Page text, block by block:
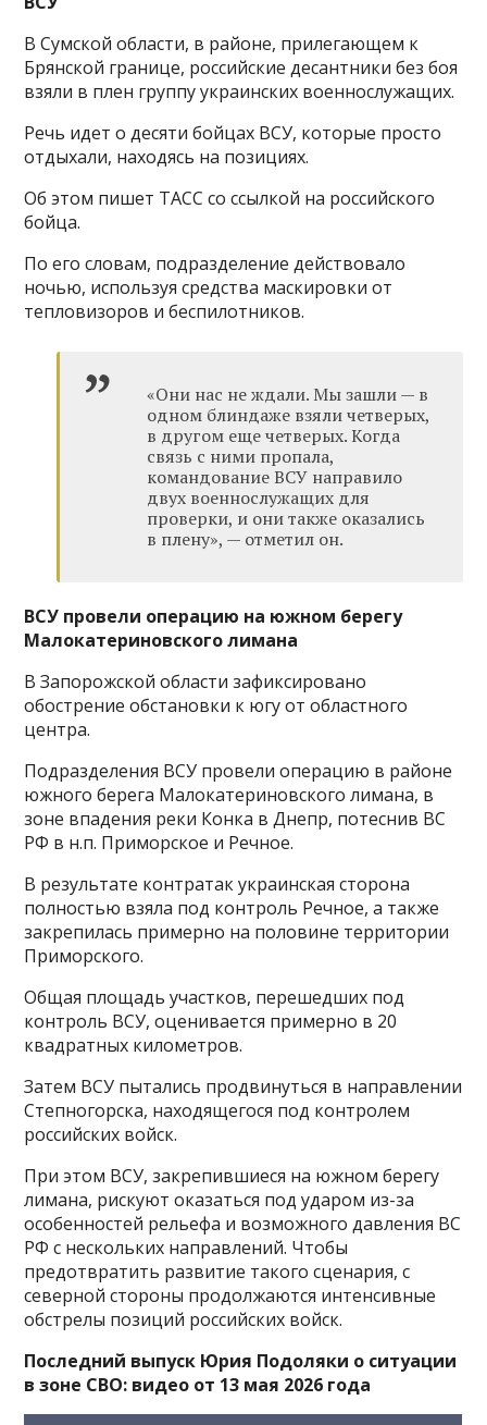
В Сумской области, в районе, прилегающем к
Брянской границе, российские десантники без боя
взяли в плен группу украинских военнослужащих.
Речь идет о десяти бойцах ВСУ, которые просто
отдыхали, находясь на позициях.
Об этом пишет ТАСС со ссылкой на российского
бойца.
По его словам, подразделение действовало
ночью, используя средства маскировки от
тепловизоров и беспилотников.
«Они нас не ждали. Мы зашли — в
одном блиндаже взяли четверых,
в другом еще четверых. Когда
связь с ними пропала,
командование ВСУ направило
двух военнослужащих для
проверки, и они также оказались
в плену», — отметил он.
ВСУ провели операцию на южном берегу
Малокатериновского лимана
В Запорожской области зафиксировано
обострение обстановки к югу от областного
центра.
Подразделения ВСУ провели операцию в районе
южного берега Малокатериновского лимана, в
зоне впадения реки Конка в Днепр, потеснив ВС
РФ в н.п. Приморское и Речное.
В результате контратак украинская сторона
полностью взяла под контроль Речное, а также
закрепилась примерно на половине территории
Приморского.
Общая площадь участков, перешедших под
контроль ВСУ, оценивается примерно в 20
квадратных километров.
Затем ВСУ пытались продвинуться в направлении
Степногорска, находящегося под контролем
российских войск.
При этом ВСУ, закрепившиеся на южном берегу
лимана, рискуют оказаться под ударом из-за
особенностей рельефа и возможного давления ВС
РФ с нескольких направлений. Чтобы
предотвратить развитие такого сценария, с
северной стороны продолжаются интенсивные
обстрелы позиций российских войск.
Последний выпуск Юрия Подоляки о ситуации
в зоне СВО: видео от 13 мая 2026 года